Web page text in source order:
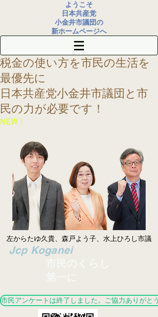
ようこそ
日本共産党
小金井市議団の
新ホームページへ
税金の使い方を市民の生活を
最優先に
​日本共産党小金井市議団 と市
民の力が必要です！
​NEW！
左からたゆ久貴、森戸よう子、水上ひろし市議
​Jcp Koganei
市民アンケートは終了しました。ご協力ありがと